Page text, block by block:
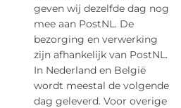
geven wij dezelfde dag nog
mee aan PostNL. De
bezorging en verwerking
zijn afhankelijk van PostNL.
In Nederland en België
wordt meestal de volgende
dag geleverd. Voor overige